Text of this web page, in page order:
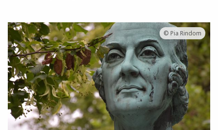
© Pia Rindom